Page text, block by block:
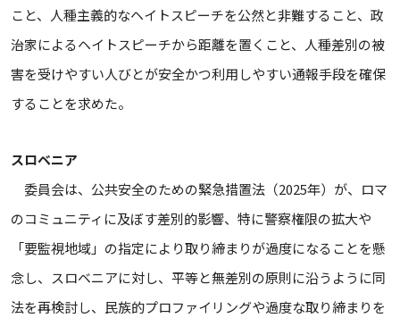
こと、人種主義的なヘイトスピーチを公然と非難すること、政
治家によるヘイトスピーチから距離を置くこと、人種差別の被
害を受けやすい人びとが安全かつ利用しやすい通報手段を確保
することを求めた。
スロベニア
委員会は、公共安全のための緊急措置法（2025年）が、ロマ
のコミュニティに及ぼす差別的影響、特に警察権限の拡大や
「要監視地域」の指定により取り締まりが過度になることを懸
念し、スロベニアに対し、平等と無差別の原則に沿うように同
法を再検討し、民族的プロファイリングや過度な取り締まりを